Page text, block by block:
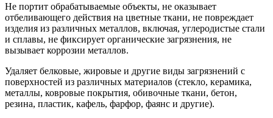
Не портит обрабатываемые объекты, не оказывает
отбеливающего действия на цветные ткани, не повреждает
изделия из различных металлов, включая, углеродистые стали
и сплавы, не фиксирует органические загрязнения, не
вызывает коррозии металлов.
Удаляет белковые, жировые и другие виды загрязнений с
поверхностей из различных материалов (стекло, керамика,
металлы, ковровые покрытия, обивочные ткани, бетон,
резина, пластик, кафель, фарфор, фаянс и другие).